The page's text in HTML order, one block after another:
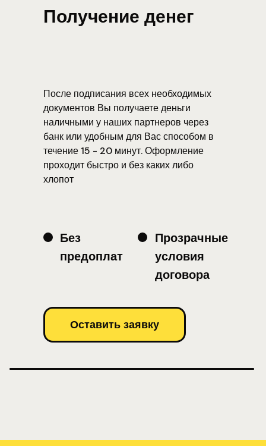
После подписания всех необходимых
документов Вы получаете деньги
наличными у наших партнеров через
банк или удобным для Вас способом в
течение 15 - 20 минут. Оформление
проходит быстро и без каких либо
хлопот
Получение денег
Оставить заявку
Без
предоплат
Прозрачные
условия
договора